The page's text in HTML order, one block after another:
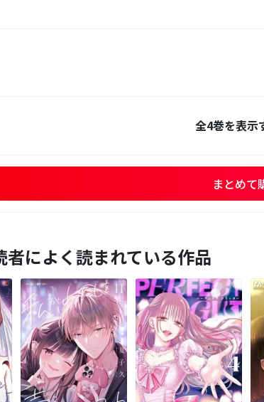
全4巻を表示
まとめて
者によく読まれている作品